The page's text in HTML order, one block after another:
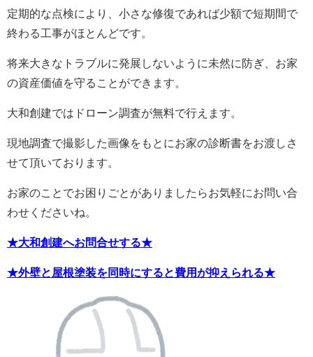
定期的な点検により、小さな修復であれば少額で短期間で
終わる工事がほとんどです。
将来大きなトラブルに発展しないように未然に防ぎ、お家
の資産価値を守ることができます。
大和創建では ドローン調査が無料で行えます。
現地調査で撮影した画像をもとにお家の診断書をお渡しさ
せて頂いております。
お家のことでお困りごとがありましたらお気軽にお問い合
わせくださいね。
★大和創建へお問合せする★
★外壁と屋根塗装を同時にすると費用が抑えられる★